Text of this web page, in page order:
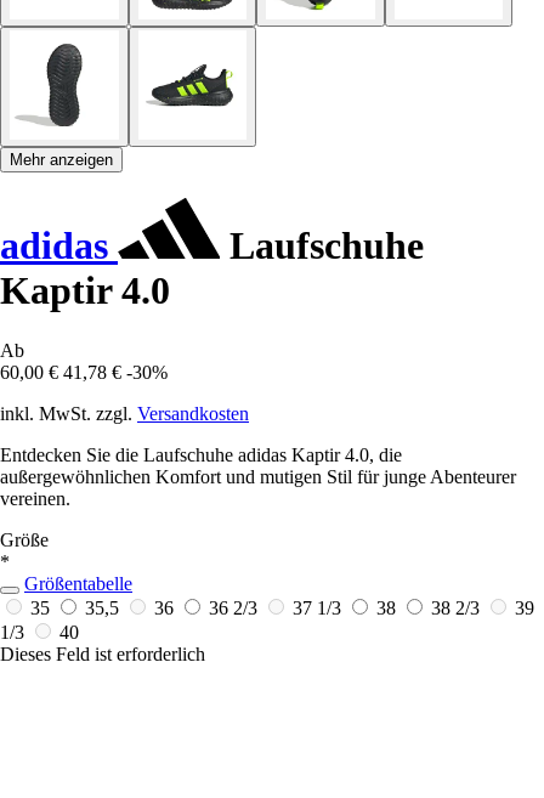
Mehr anzeigen
adidas
Laufschuhe
Kaptir 4.0
Ab
60,00 € 41,78 € -30%
inkl. MwSt. zzgl. Versandkosten
Entdecken Sie die Laufschuhe adidas Kaptir 4.0, die
außergewöhnlichen Komfort und mutigen Stil für junge Abenteurer
vereinen.
Größe
*
Größentabelle
35
35,5 36 36 2/3 37 1/3 38 38 2/3
39
1/3
40
Dieses Feld ist erforderlich